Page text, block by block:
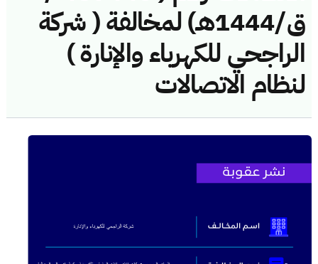
ق/1444هـ) لمخالفة ( شركة
الراجحي للكهرباء والإنارة )
لنظام الاتصالات